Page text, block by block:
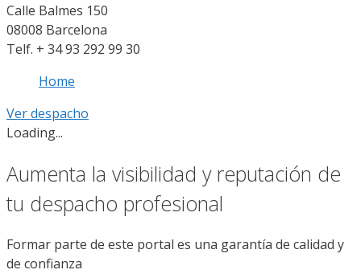
Calle Balmes 150
08008 Barcelona
Telf. + 34 93 292 99 30
Home
Ver despacho
Loading...
Aumenta la visibilidad y reputación de
tu despacho profesional
Formar parte de este portal es una garantía de calidad y
de confianza